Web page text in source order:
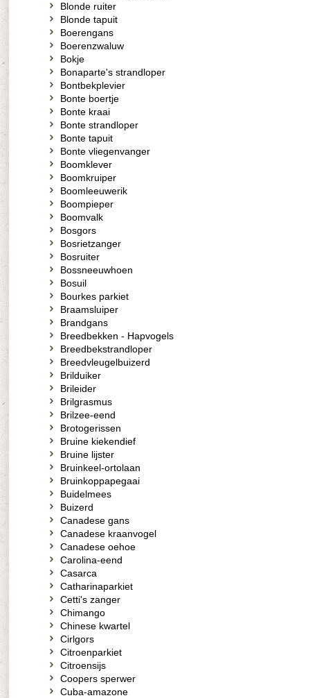
Blonde ruiter
Blonde tapuit
Boerengans
Boerenzwaluw
Bokje
Bonaparte's strandloper
Bontbekplevier
Bonte boertje
Bonte kraai
Bonte strandloper
Bonte tapuit
Bonte vliegenvanger
Boomklever
Boomkruiper
Boomleeuwerik
Boompieper
Boomvalk
Bosgors
Bosrietzanger
Bosruiter
Bossneeuwhoen
Bosuil
Bourkes parkiet
Braamsluiper
Brandgans
Breedbekken - Hapvogels
Breedbekstrandloper
Breedvleugelbuizerd
Brilduiker
Brileider
Brilgrasmus
Brilzee-eend
Brotogerissen
Bruine kiekendief
Bruine lijster
Bruinkeel-ortolaan
Bruinkoppapegaai
Buidelmees
Buizerd
Canadese gans
Canadese kraanvogel
Canadese oehoe
Carolina-eend
Casarca
Catharinaparkiet
Cetti's zanger
Chimango
Chinese kwartel
Cirlgors
Citroenparkiet
Citroensijs
Coopers sperwer
Cuba-amazone